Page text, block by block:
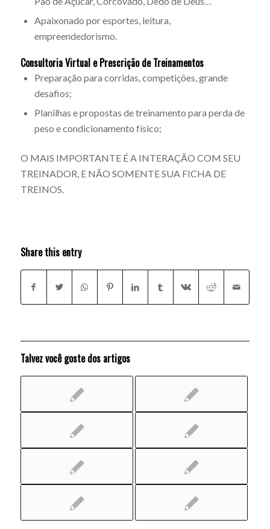
Apaixonado por esportes, leitura,
empreendedorismo.
Consultoria Virtual e Prescrição de Treinamentos
Preparação para corridas, competições, grande
desafios;
Planilhas e propostas de treinamento para perda de
peso e condicionamento físico;
O MAIS IMPORTANTE É A INTERAÇÃO COM SEU
TREINADOR, E NÃO SOMENTE SUA FICHA DE
TREINOS.
Share this entry
Talvez você goste dos artigos